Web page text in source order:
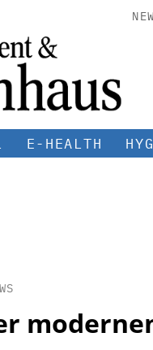
E-HEALTH